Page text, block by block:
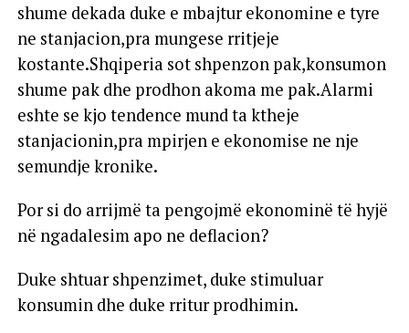
shume dekada duke e mbajtur ekonomine e tyre
ne stanjacion,pra mungese rritjeje
kostante.Shqiperia sot shpenzon pak,konsumon
shume pak dhe prodhon akoma me pak.Alarmi
eshte se kjo tendence mund ta ktheje
stanjacionin,pra mpirjen e ekonomise ne nje
semundje kronike.
Por si do arrijmë ta pengojmë ekonominë të hyjë
në ngadalesim apo ne deflacion?
Duke shtuar shpenzimet, duke stimuluar
konsumin dhe duke rritur prodhimin.